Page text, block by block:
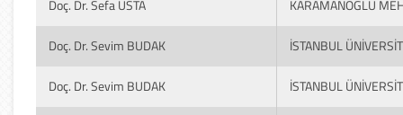
Doç. Dr. Sefa USTA KARAMANOĞLU
Doç. Dr. Sevim BUDAK İSTANBUL
Doç. Dr. Sevim BUDAK İSTANBUL